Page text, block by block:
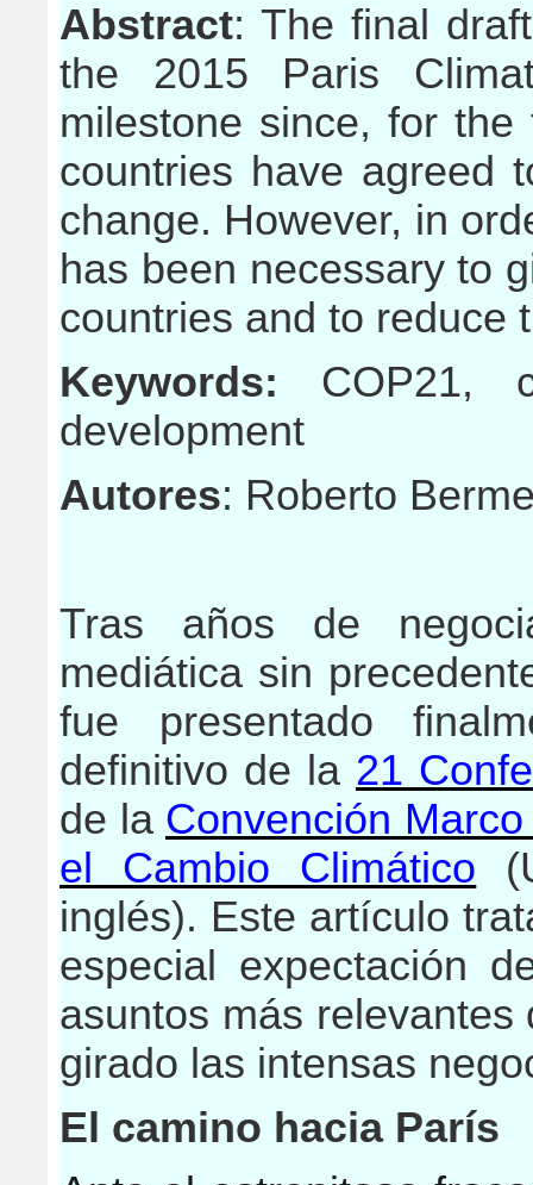
Abstract: The final
the 2015 Paris
milestone since, for
countries have agreed
change. However, in
has been necessary to
countries and to reduce
Keywords: COP21,
development
Autores: Roberto
Tras años de
mediática sin
fue presentado
definitivo de la 21
de la Convención
el Cambio Climático
inglés). Este artículo
especial expectación
asuntos más
girado las intensas
El camino hacia París